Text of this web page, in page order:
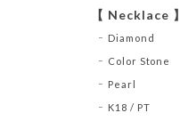
【 Necklace 】
Diamond
Color Stone
Pearl
K18 / PT